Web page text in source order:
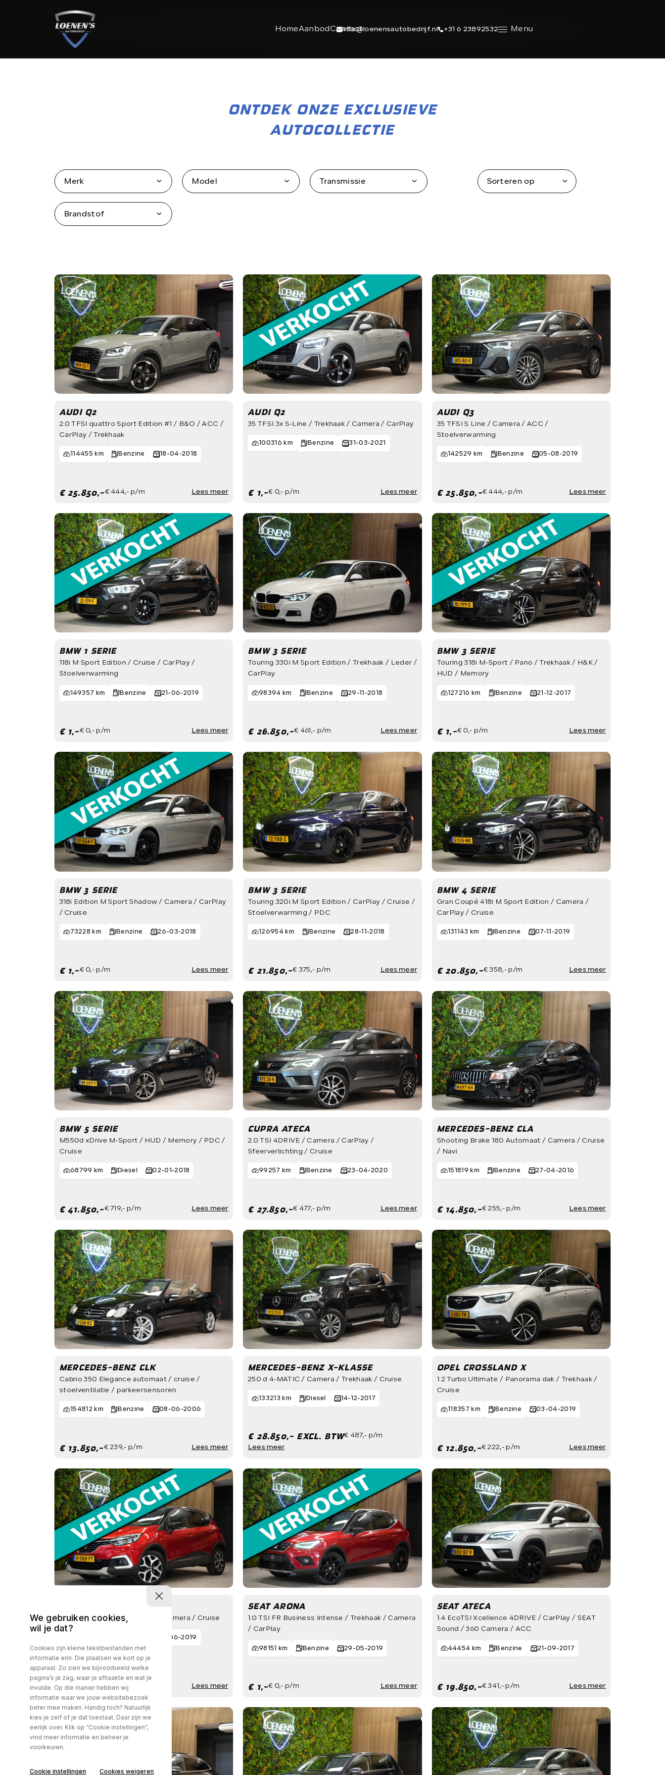
HomeAanbodContact
info@loenensautobedrijf.nl +31 6 23892532 Menu
WERKPLAATS
OVER ONS
CONTACT
CONTACT SHOWROOM
De Groendijck 43
3466 NJ Waarder
Ma - Vr:08.00 - 18.00
Za:gesloten
ONTDEK ONZE EXCLUSIEVE
AUTOCOLLECTIE
Merk Model Transmissie
Brandstof
Sorteren op
AUDI Q2
2.0 TFSI quattro Sport Edition #1 / B&O / ACC /
CarPlay / Trekhaak
114455 km Benzine 18-04-2018
€ 25.850,- € 444,- p/m Lees meer
AUDI Q2
35 TFSI 3x S-Line / Trekhaak / Camera / CarPlay
100316 km Benzine 31-03-2021
€ 1,- € 0,- p/m Lees meer
AUDI Q3
35 TFSI S Line / Camera / ACC /
Stoelverwarming
142529 km Benzine 05-08-2019
€ 25.850,- € 444,- p/m Lees meer
BMW 1 SERIE
118i M Sport Edition / Cruise / CarPlay /
Stoelverwarming
149357 km Benzine 21-06-2019
€ 1,- € 0,- p/m Lees meer
BMW 3 SERIE
Touring 330i M Sport Edition / Trekhaak / Leder /
CarPlay
98394 km Benzine 29-11-2018
€ 26.850,- € 461,- p/m Lees meer
BMW 3 SERIE
Touring 318i M-Sport / Pano / Trekhaak / H&K /
HUD / Memory
127216 km Benzine 21-12-2017
€ 1,- € 0,- p/m Lees meer
BMW 3 SERIE
318i Edition M Sport Shadow / Camera / CarPlay
/ Cruise
73228 km Benzine 26-03-2018
€ 1,- € 0,- p/m Lees meer
BMW 3 SERIE
Touring 320i M Sport Edition / CarPlay / Cruise /
Stoelverwarming / PDC
126954 km Benzine 28-11-2018
€ 21.850,- € 375,- p/m Lees meer
BMW 4 SERIE
Gran Coupé 418i M Sport Edition / Camera /
CarPlay / Cruise
131143 km Benzine 07-11-2019
€ 20.850,- € 358,- p/m Lees meer
BMW 5 SERIE
M550d xDrive M-Sport / HUD / Memory / PDC /
Cruise
68799 km Diesel 02-01-2018
€ 41.850,- € 719,- p/m Lees meer
CUPRA ATECA
2.0 TSI 4DRIVE / Camera / CarPlay /
Sfeerverlichting / Cruise
99257 km Benzine 23-04-2020
€ 27.850,- € 477,- p/m Lees meer
MERCEDES-BENZ CLA
Shooting Brake 180 Automaat / Camera / Cruise
/ Navi
151819 km Benzine 27-04-2016
€ 14.850,- € 255,- p/m Lees meer
MERCEDES-BENZ CLK
Cabrio 350 Elegance automaat / cruise /
stoelventilatie / parkeersensoren
154812 km Benzine 08-06-2006
€ 13.850,- € 239,- p/m Lees meer
MERCEDES-BENZ X-KLASSE
250 d 4-MATIC / Camera / Trekhaak / Cruise
133213 km Diesel 14-12-2017
€ 28.850,- EXCL. BTW
€ 487,- p/m
Lees meer
OPEL CROSSLAND X
1.2 Turbo Ultimate / Panorama dak / Trekhaak /
Cruise
118357 km Benzine 03-04-2019
€ 12.850,- € 222,- p/m Lees meer
1.3 TCe Version S / Trekhaak / Camera / Cruise
19-06-2019
€ 1,- € 0,- p/m Lees meer
SEAT ARONA
1.0 TSI FR Business Intense / Trekhaak / Camera
/ CarPlay
98151 km Benzine 29-05-2019
€ 1,- € 0,- p/m Lees meer
SEAT ATECA
1.4 EcoTSI Xcellence 4DRIVE / CarPlay / SEAT
Sound / 360 Camera / ACC
44454 km Benzine 21-09-2017
€ 19.850,- € 341,- p/m Lees meer
We gebruiken cookies,
wil je dat?
Cookies zijn kleine tekstbestanden met
informatie erin. Die plaatsen we kort op je
apparaat. Zo zien we bijvoorbeeld welke
pagina’s je zag, waar je afhaakte en wat je
invulde. Op die manier hebben wij
informatie waar we jouw websitebezoek
beter mee maken. Handig toch? Natuurlijk
kies je zelf of je dat toestaat. Daar zijn we
eerlijk over. Klik op “Cookie instellingen”,
vind meer informatie en beheer je
voorkeuren.
Cookie instellingen Cookies weigeren